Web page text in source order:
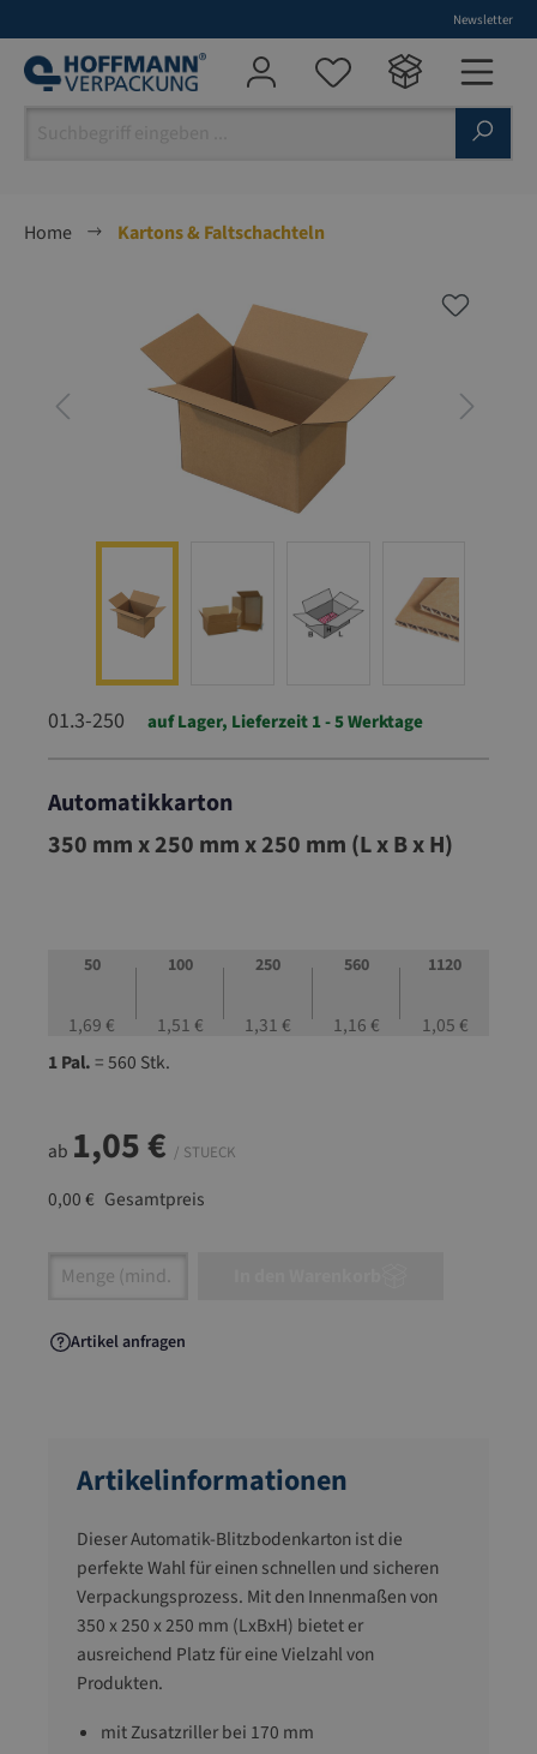
Newsletter
Home
Kartons & Faltschachteln
01.3-250 auf Lager, Lieferzeit 1 - 5 Werktage
Automatikkarton
01.3-250
350 mm x 250 mm x 250 mm (L x B x H)
50
1,69 €
100
1,51 €
250
1,31 €
560
1,16 €
1120
1,05 €
1 Pal.= 560 Stk.
ab 1,05 € / STUECK
0,00 € Gesamtpreis
Artikel Anzahl: Gib den gewünschten Wert
Artikel anfragen
Artikelinformationen
Dieser Automatik-Blitzbodenkarton ist die
perfekte Wahl für einen schnellen und sicheren
Verpackungsprozess. Mit den Innenmaßen von
350 x 250 x 250 mm (LxBxH) bietet er
ausreichend Platz für eine Vielzahl von
Produkten.
mit Zusatzriller bei 170 mm